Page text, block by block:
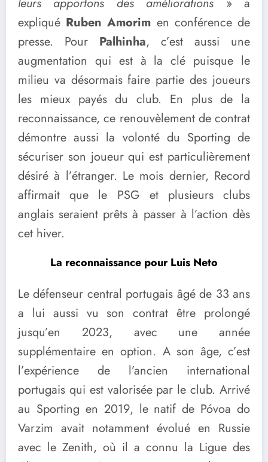
expliqué Ruben Amorim en conférence de
presse. Pour Palhinha, c’est aussi une
augmentation qui est à la clé puisque le
milieu va désormais faire partie des joueurs
les mieux payés du club. En plus de la
reconnaissance, ce renouvèlement de contrat
démontre aussi la volonté du Sporting de
sécuriser son joueur qui est particulièrement
désiré à l’étranger. Le mois dernier, Record
affirmait que le PSG et plusieurs clubs
anglais seraient prêts à passer à l’action dès
cet hiver.
La reconnaissance pour Luis Neto
Le défenseur central portugais âgé de 33 ans
a lui aussi vu son contrat être prolongé
jusqu’en 2023, avec une année
supplémentaire en option. A son âge, c’est
l’expérience de l’ancien international
portugais qui est valorisée par le club. Arrivé
au Sporting en 2019, le natif de Póvoa do
Varzim avait notamment évolué en Russie
avec le Zenith, où il a connu la Ligue des